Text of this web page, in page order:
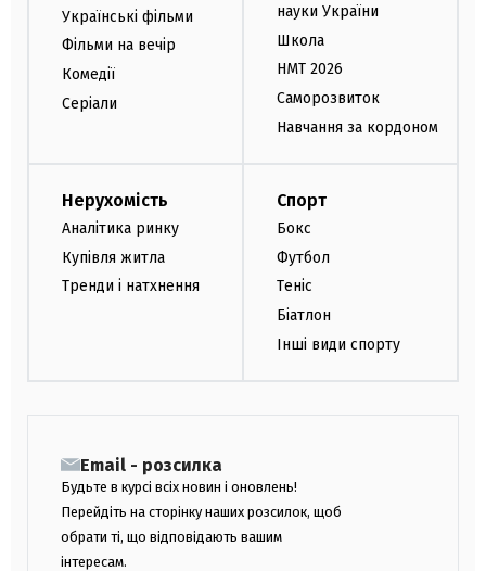
Українські фільми
Фільми на вечір
Комедії
Серіали
науки України
Школа
НМТ 2026
Саморозвиток
Навчання за кордоном
Нерухомість
Аналітика ринку
Купівля житла
Тренди і натхнення
Спорт
Бокс
Футбол
Теніс
Біатлон
Інші види спорту
Email - розсилка
Будьте в курсі всіх новин і оновлень!
Перейдіть на сторінку наших розсилок, щоб
обрати ті, що відповідають вашим
інтересам.